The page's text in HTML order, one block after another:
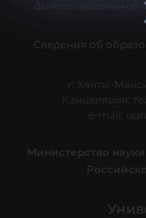
Делитесь новостями об
Сведения об
г. Ханты-
Канцелярия:
e-mail:
Министерство